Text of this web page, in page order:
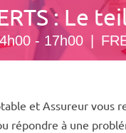
: Le
- 17h00
et Assureur
répondre à une